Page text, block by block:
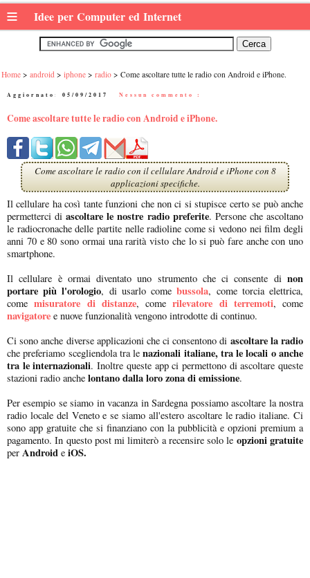
≡ Idee per Computer ed Internet
Home android iphone radio Come ascoltare tutte le radio con Android e iPhone.
Aggiornato: 05/09/2017 Nessun commento :
Come ascoltare tutte le radio con Android e iPhone.
Come ascoltare le radio con il cellulare Android e iPhone con 8
applicazioni specifiche.
Il cellulare ha così tante funzioni che non ci si stupisce certo se può anche
permetterci di ascoltare le nostre radio preferite. Persone che ascoltano
le radiocronache delle partite nelle radioline come si vedono nei film degli
anni 70 e 80 sono ormai una rarità visto che lo si può fare anche con uno
smartphone.
Il cellulare è ormai diventato uno strumento che ci consente di non
portare più l'orologio, di usarlo comebussola, come torcia elettrica,
comemisuratore di distanze, comerilevatore di terremoti, come
navigatore e nuove funzionalità vengono introdotte di continuo.
Ci sono anche diverse applicazioni che ci consentono di ascoltare la radio
che preferiamo scegliendola tra lenazionali italiane, tra le locali o anche
tra le internazionali. Inoltre queste app ci permettono di ascoltare queste
stazioni radio anche lontano dalla loro zona di emissione.
Per esempio se siamo in vacanza in Sardegna possiamo ascoltare la nostra
radio locale del Veneto e se siamo all'estero ascoltare le radio italiane. Ci
sono app gratuite che si finanziano con la pubblicità e opzioni premium a
pagamento. In questo post mi limiterò a recensire solo le opzioni gratuite
per Android e iOS.